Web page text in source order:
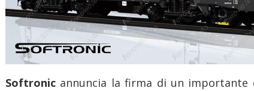
Softronic annuncia la firma di un importante